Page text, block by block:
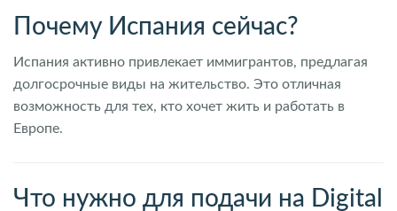
Почему Испания сейчас?
Испания активно привлекает иммигрантов, предлагая
долгосрочные виды на жительство. Это отличная
возможность для тех, кто хочет жить и работать в
Европе.
Что нужно для подачи на Digital